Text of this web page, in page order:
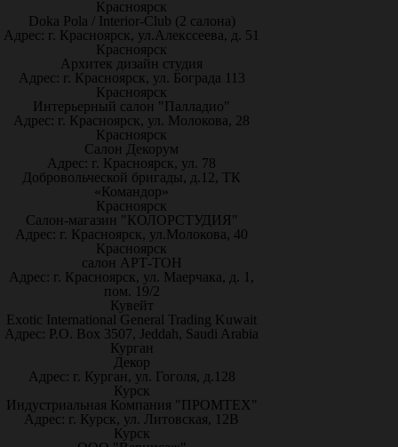
Красноярск
Doka Pola / Interior-Club (2 салона)
Адрес: г. Красноярск, ул.Алекссеева, д. 51
Красноярск
Архитек дизайн студия
Адрес: г. Красноярск, ул. Бограда 113
Красноярск
Интерьерный салон "Палладио"
Адрес: г. Красноярск, ул. Молокова, 28
Красноярск
Салон Декорум
Адрес: г. Красноярск, ул. 78
Добровольческой бригады, д.12, ТК
«Командор»
Красноярск
Салон-магазин "КОЛОРСТУДИЯ"
Адрес: г. Красноярск, ул.Молокова, 40
Красноярск
салон АРТ-ТОН
Адрес: г. Красноярск, ул. Маерчака, д. 1,
пом. 19/2
Кувейт
Exotic International General Trading Kuwait
Адрес: P.O. Box 3507, Jeddah, Saudi Arabia
Курган
Декор
Адрес: г. Курган, ул. Гоголя, д.128
Курск
Индустриальная Компания "ПРОМТЕХ"
Адрес: г. Курск, ул. Литовская, 12В
Курск